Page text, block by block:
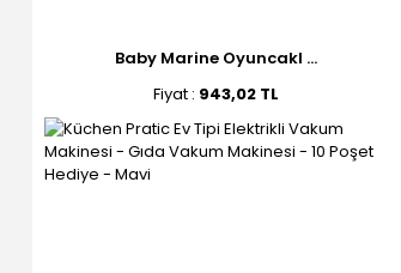
Baby Marine Oyuncakl ...
Fiyat : 943,02 TL